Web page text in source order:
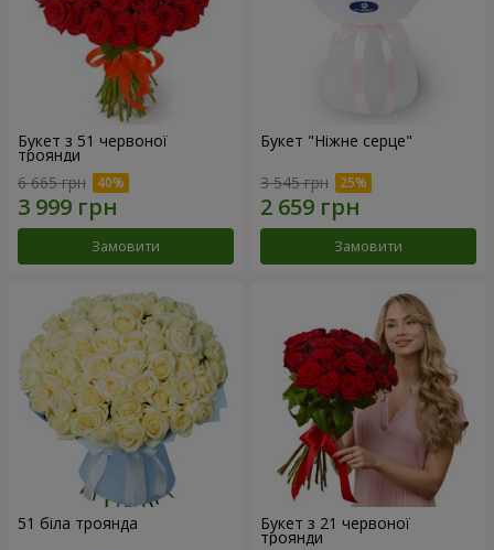
Букет з 51 червоної
троянди
6 665 грн
Замовити
Букет "Ніжне серце"
3 545 грн
Замовити
51 біла троянда Букет з 21 червоної
троянди